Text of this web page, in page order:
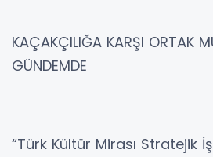
KAÇAKÇILIĞA KARŞI ORTAK
GÜNDEMDE
“Türk Kültür Mirası Stratejik